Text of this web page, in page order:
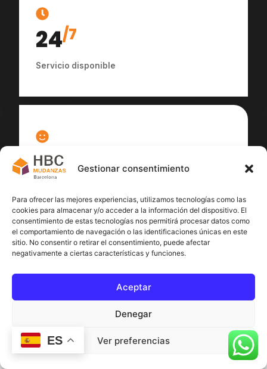
Gestionar consentimiento
Para ofrecer las mejores experiencias, utilizamos tecnologías como las
cookies para almacenar y/o acceder a la información del dispositivo. El
consentimiento de estas tecnologías nos permitirá procesar datos como
el comportamiento de navegación o las identificaciones únicas en este
sitio. No consentir o retirar el consentimiento, puede afectar
negativamente a ciertas características y funciones.
Aceptar
Denegar
Ver preferencias
24/7
Servicio disponible
100
ES